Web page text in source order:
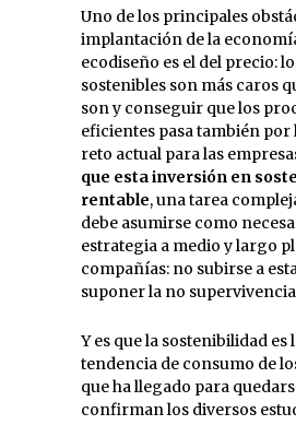
Uno de los principales
implantación de la
ecodiseño es el del precio:
sostenibles son más caros
son y conseguir que los
eficientes pasa también por
reto actual para las
que esta inversión en
rentable, una tarea
debe asumirse como
estrategia a medio y largo
compañías: no subirse a
suponer la no
Y es que la sostenibilidad
tendencia de consumo de
que ha llegado para
confirman los diversos